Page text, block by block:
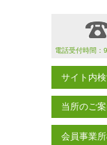
電話受付時間：
サイト内
当所のご
会員事業